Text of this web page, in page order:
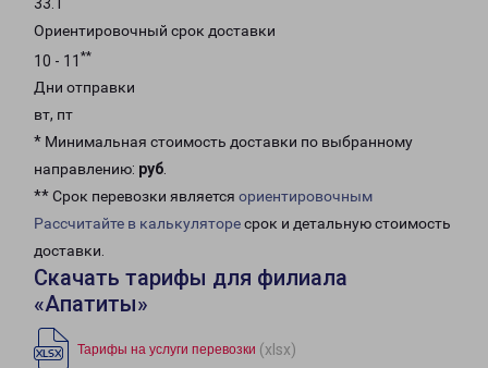
Ориентировочный срок доставки
10 - 11 **
Дни отправки
вт, пт
* Минимальная стоимость доставки по выбранному
направлению: руб.
** Срок перевозки является ориентировочным
Рассчитайте в калькуляторесрок и детальную стоимость
доставки.
Скачать тарифы для филиала
«Апатиты»
Тарифы на услуги перевозки (xlsx)